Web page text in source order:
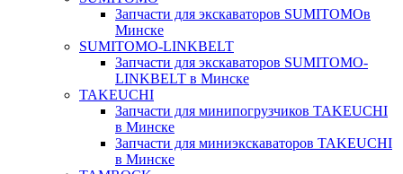
Запчасти для экскаваторов SUMITOMOв
Минске
SUMITOMO-LINKBELT
Запчасти для экскаваторов SUMITOMO-
LINKBELT в Минске
TAKEUCHI
Запчасти для минипогрузчиков TAKEUCHI
в Минске
Запчасти для миниэкскаваторов TAKEUCHI
в Минске